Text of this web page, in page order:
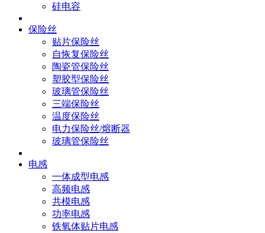
硅电容
保险丝
贴片保险丝
自恢复保险丝
陶瓷管保险丝
塑胶型保险丝
玻璃管保险丝
三端保险丝
温度保险丝
电力保险丝/熔断器
玻璃管保险丝
电感
一体成型电感
高频电感
共模电感
功率电感
铁氧体贴片电感